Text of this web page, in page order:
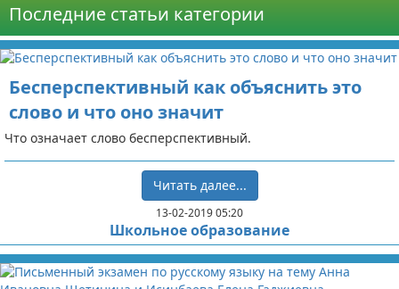
Последние статьи категории
Бесперспективный как объяснить это
слово и что оно значит
Что означает слово бесперспективный.
Читать далее...
13-02-2019 05:20
Школьное образование